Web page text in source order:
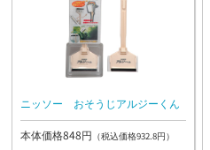
ニッソー おそうじアルジーくん
本体価格848円 （税込価格932.8円）